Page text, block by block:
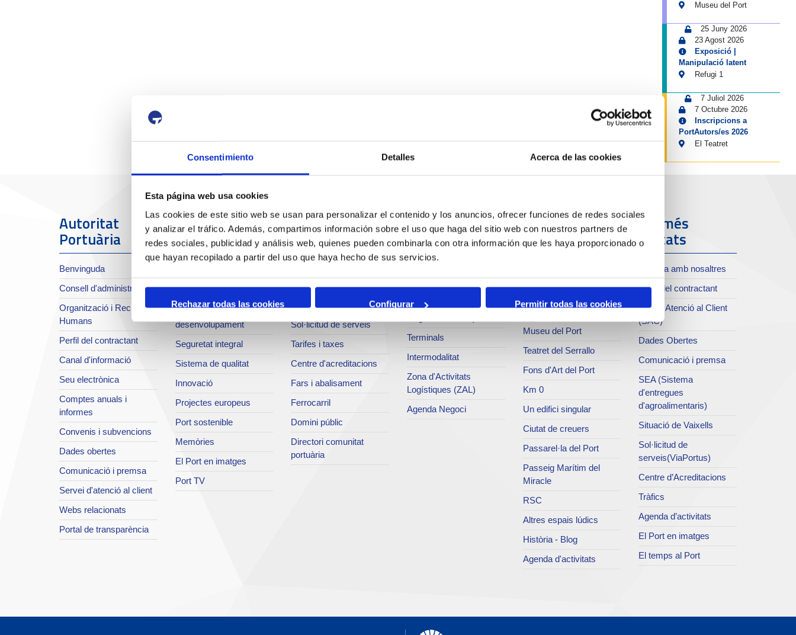
Consentimiento Detalles Acerca de las cookies
Esta página web usa cookies
Las cookies de este sitio web se usan para personalizar el contenido y los anuncios, ofrecer funciones de redes sociales
y analizar el tráfico. Además, compartimos información sobre el uso que haga del sitio web con nuestros partners de
redes sociales, publicidad y análisis web, quienes pueden combinarla con otra información que les haya proporcionado o
que hayan recopilado a partir del uso que haya hecho de sus servicios.
Rechazar todas las cookies Configurar Permitir todas las cookies
Museu del Port
25 Juny 2026
23 Agost 2026
Exposició |
Manipulació latent
Refugi 1
7 Juliol 2026
7 Octubre 2026
Inscripcions a
PortAutors/es 2026
El Teatret
Autoritat
Portuària
Benvinguda
Consell d'administració
Organització i Recursos
Humans
Perfil del contractant
Canal d'informació
Seu electrònica
Comptes anuals i
informes
Convenis i subvencions
Dades obertes
Comunicació i premsa
Servei d'atenció al client
Webs relacionats
Portal de transparència
El Port
Sobre el Port
Infraestructures en
desenvolupament
Seguretat integral
Sistema de qualitat
Innovació
Projectes europeus
Port sostenible
Memòries
El Port en imatges
Port TV
Serveis
Operacions i serveis
portuaris
Bunkering
Serveis comercials
Sol·licitud de serveis
Tarifes i taxes
Centre d'acreditacions
Fars i abalisament
Ferrocarril
Domini públic
Directori comunitat
portuària
Negoci
Tràfics
d'entregues
Terminals
Intermodalitat
Zona d'Activitats
Logístiques (ZAL)
Agenda Negoci
Port i Ciutat
Parc del Port
Museu del Port
Teatret del Serrallo
Fons d'Art del Port
Km 0
Un edifici singular
Ciutat de creuers
Passarel·la del Port
Passeig Marítim del
Miracle
RSC
Altres espais lúdics
Història - Blog
Agenda d'activitats
Els més
visitats
Treballa amb nosaltres
Perfil del contractant
Servei Atenció al Client
(SAC)
Dades Obertes
Comunicació i premsa
SEA (Sistema
d'entregues
d'agroalimentaris)
Situació de Vaixells
Sol·licitud de
serveis(ViaPortus)
Centre d’Acreditacions
Tràfics
Agenda d’activitats
El Port en imatges
El temps al Port